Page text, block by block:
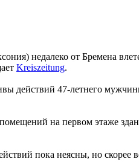
недалеко от Бремена
Kreiszeitung.
действий 47-летнего
на первом этаже
пока неясны, но